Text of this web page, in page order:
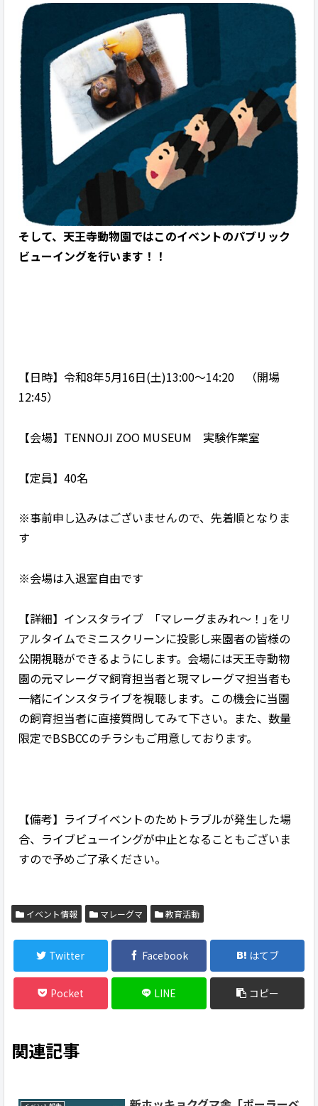
そして、天王寺動物園ではこのイベントのパブリック
ビューイングを行います！！
【日時】令和8年5月16日(土)13:00～14:20 （開場
12:45）
【会場】TENNOJI ZOO MUSEUM 実験作業室
【定員】40名
※事前申し込みはございませんので、先着順となりま
す
※会場は入退室自由です
【詳細】インスタライブ ｢マレーグまみれ～！｣をリ
アルタイムでミニスクリーンに投影し来園者の皆様の
公開視聴ができるようにします。会場には天王寺動物
園の元マレーグマ飼育担当者と現マレーグマ担当者も
一緒にインスタライブを視聴します。この機会に当園
の飼育担当者に直接質問してみて下さい。また、数量
限定でBSBCCのチラシもご用意しております。
【備考】ライブイベントのためトラブルが発生した場
合、ライブビューイングが中止となることもございま
すので予めご了承ください。
イベント情報 マレーグマ 教育活動
Twitter Facebook はてブ
Pocket LINE コピー
関連記事